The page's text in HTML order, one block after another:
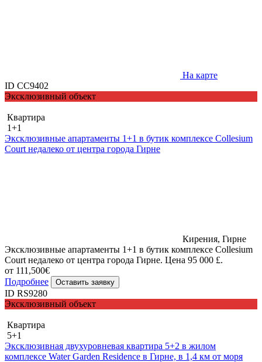
На карте
ID СС9402
Эксклюзивный объект
Квартира
1+1
Эксклюзивные апартаменты 1+1 в бутик комплексе Collesium
Court недалеко от центра города Гирне
Кирения, Гирне
Эксклюзивные апартаменты 1+1 в бутик комплексе Collesium
Court недалеко от центра города Гирне. Цена 95 000 £.
от 111,500€
Подробнее
Оставить заявку
ID RS9280
Эксклюзивный объект
Квартира
5+1
Эксклюзивная двухуровневая квартира 5+2 в жилом
комплексе Water Garden Residence в Гирне, в 1,4 км от моря